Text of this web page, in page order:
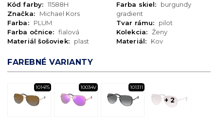
Kód farby: 11588H
Značka:
Michael Kors
Farba:
PLUM
Farba očnice: fialová
Materiál šošoviek:
plast
Farba skiel:
burgundy
gradient
Tvar rámu:
pilot
Kolekcia: Ženy
Materiál:
Kov
FAREBNÉ VARIANTY
1014T5 10034V 101311
+ 2